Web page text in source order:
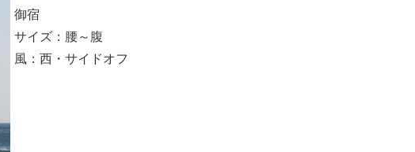
御宿
サイズ：腰～腹
風：西・サイドオフ